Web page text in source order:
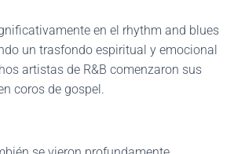
en el rhythm and blues
un trasfondo espiritual y emocional
artistas de R&B comenzaron sus
coros de gospel.